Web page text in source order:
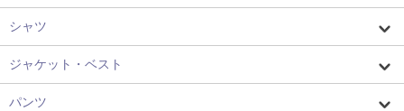
シャツ
ジャケット・ベスト
パンツ